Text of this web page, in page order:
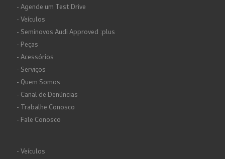
- Agende um Test Drive
- Veículos
- Seminovos Audi Approved :plus
- Peças
- Acessórios
- Serviços
- Quem Somos
- Canal de Denúncias
- Trabalhe Conosco
- Fale Conosco
- Veículos